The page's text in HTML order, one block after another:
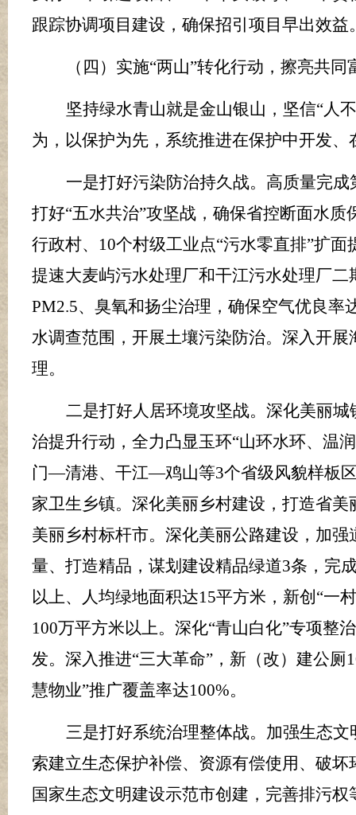
跟踪协调项目建设，确保招引项目早出效益
（四）实施“两山”转化行动，擦亮共同
坚持绿水青山就是金山银山，坚信“人
为，以保护为先，系统推进在保护中开发
一是打好污染防治持久战。 高质量完成
打好“五水共治”攻坚战，确保省控断面水
行政村、 10个村级工业点“污水零直排”扩
提速大麦屿污水处理厂和干江污水处理厂
PM2.5、臭氧和扬尘治理，确保空气优良率
水调查范围，开展土壤污染防治。深入开展
理。
二是打好人居环境攻坚战。 深化美丽城
治提升行动，全力凸显玉环“山环水环、温
门—清港、干江—鸡山等3个省级风貌样板
家卫生乡镇。深化美丽乡村建设，打造省美
美丽乡村标杆市。深化美丽公路建设，加
量、打造精品，谋划建设精品绿道3条，完
以上、人均绿地面积达15平方米，新创 “一
100万平方米以上。深化“青山白化”专项整
发。深入推进“三大革命”，新（改）建公厕
慧物业”推广覆盖率达100%。
三是打好系统治理整体战。 加强生态文
索建立生态保护补偿、资源有偿使用、破
国家生态文明建设示范市创建， 完善排污权